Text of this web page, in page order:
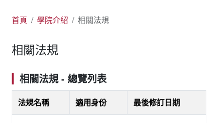
首頁 學院介紹 相關法規
相關法規
相關法規 - 總覽列表
法規名稱 適用身份 最後修訂日期